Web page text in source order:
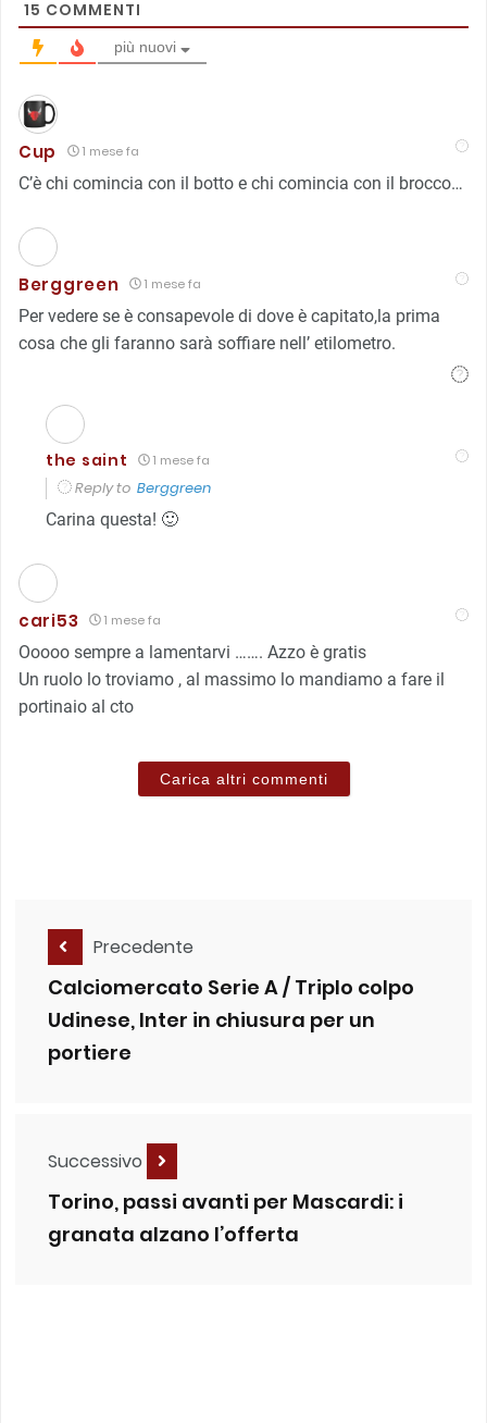
15 COMMENTI
più nuovi
Cup 1 mese fa
C’è chi comincia con il botto e chi comincia con il brocco…
Berggreen 1 mese fa
Per vedere se è consapevole di dove è capitato,la prima
cosa che gli faranno sarà soffiare nell’ etilometro.
the saint 1 mese fa
Reply to Berggreen
Carina questa! 🙂
cari53 1 mese fa
Ooooo sempre a lamentarvi ……. Azzo è gratis
Un ruolo lo troviamo , al massimo lo mandiamo a fare il
portinaio al cto
Carica altri commenti
Precedente
Calciomercato Serie A / Triplo colpo
Udinese, Inter in chiusura per un
portiere
Successivo
Torino, passi avanti per Mascardi: i
granata alzano l’offerta